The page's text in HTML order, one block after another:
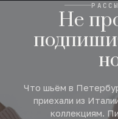
Не
Что шьём в
приехали из
коллекциям.